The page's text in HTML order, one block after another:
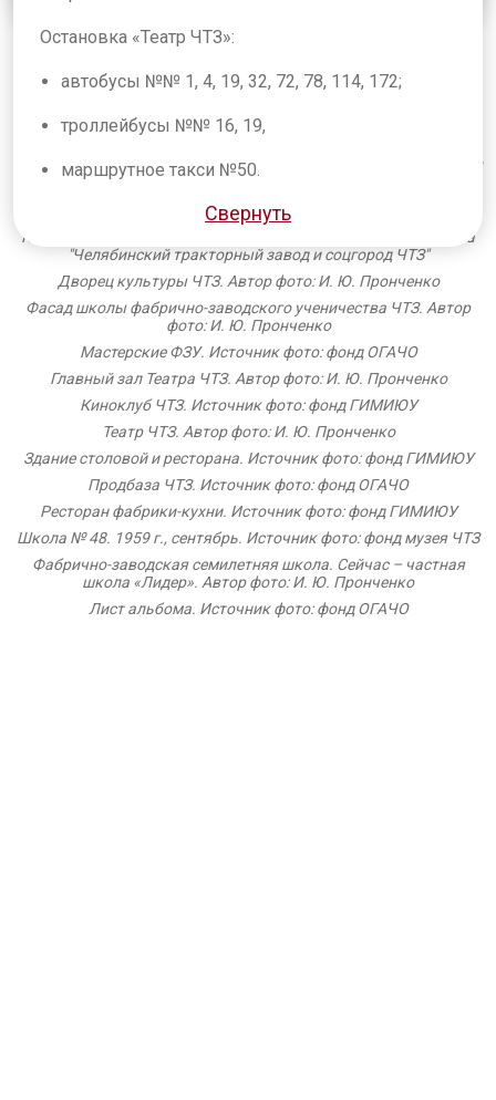
Остановка «Театр ЧТЗ»:
автобусы №№ 1, 4, 19, 32, 72, 78, 114, 172;
троллейбусы №№ 16, 19,
маршрутное такси №50.
Свернуть
Арка на въезде в соцгород ЧТЗ, 1950-е. Источник фото: фонд
Лист альбома. Источник фото: фонд ОГАЧО
Заводоуправление ЧТЗ. 1930 г. Источник фото: фонд музея ЧТЗ
Заводоуправление ЧТЗ. 1930-е. Источник фото: фонд музея ЧТЗ
Пронченко
Клубная система ЧТЗ. Проект. Источник фото: Е. В. Конышева
"Челябинский тракторный завод и соцгород ЧТЗ"
Дворец культуры ЧТЗ. Автор фото: И. Ю. Пронченко
Фасад школы фабрично-заводского ученичества ЧТЗ. Автор
фото: И. Ю. Пронченко
Мастерские ФЗУ. Источник фото: фонд ОГАЧО
Главный зал Театра ЧТЗ. Автор фото: И. Ю. Пронченко
Киноклуб ЧТЗ. Источник фото: фонд ГИМИЮУ
Театр ЧТЗ. Автор фото: И. Ю. Пронченко
Здание столовой и ресторана. Источник фото: фонд ГИМИЮУ
Продбаза ЧТЗ. Источник фото: фонд ОГАЧО
Ресторан фабрики-кухни. Источник фото: фонд ГИМИЮУ
Школа № 48. 1959 г., сентябрь. Источник фото: фонд музея ЧТЗ
Фабрично-заводская семилетняя школа. Сейчас – частная
школа «Лидер». Автор фото: И. Ю. Пронченко
Лист альбома. Источник фото: фонд ОГАЧО